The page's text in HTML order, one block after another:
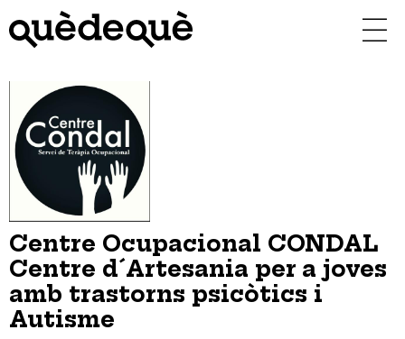
contingut
Centre Ocupacional CONDAL
Centre d´Artesania per a joves
amb trastorns psicòtics i
Autisme